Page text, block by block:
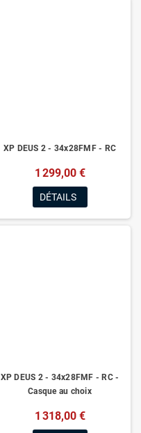
XP DEUS 2 - 34x28FMF - RC
1 299,00 €
DÉTAILS
XP DEUS 2 - 34x28FMF - RC -
Casque au choix
1 318,00 €